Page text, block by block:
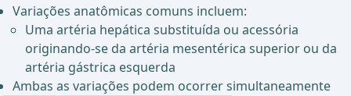
Variações anatômicas comuns incluem:
Uma artéria hepática substituída ou acessória
originando-se da artéria mesentérica superior ou da
artéria gástrica esquerda
Ambas as variações podem ocorrer simultaneamente